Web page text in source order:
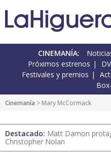
CINEMANÍA:
Próximos estrenos
Festivales y premios
Cinemanía > Mary McCormack
Destacado: Matt Damon
Christopher Nolan